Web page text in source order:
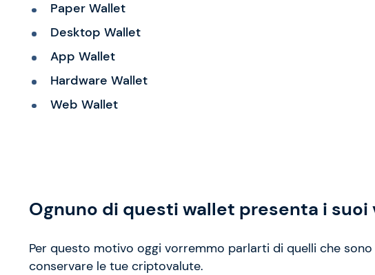
Paper Wallet
Desktop Wallet
App Wallet
Hardware Wallet
Web Wallet
Ognuno di questi wallet presenta i suoi
Per questo motivo oggi vorremmo parlarti di quelli che
conservare le tue criptovalute.